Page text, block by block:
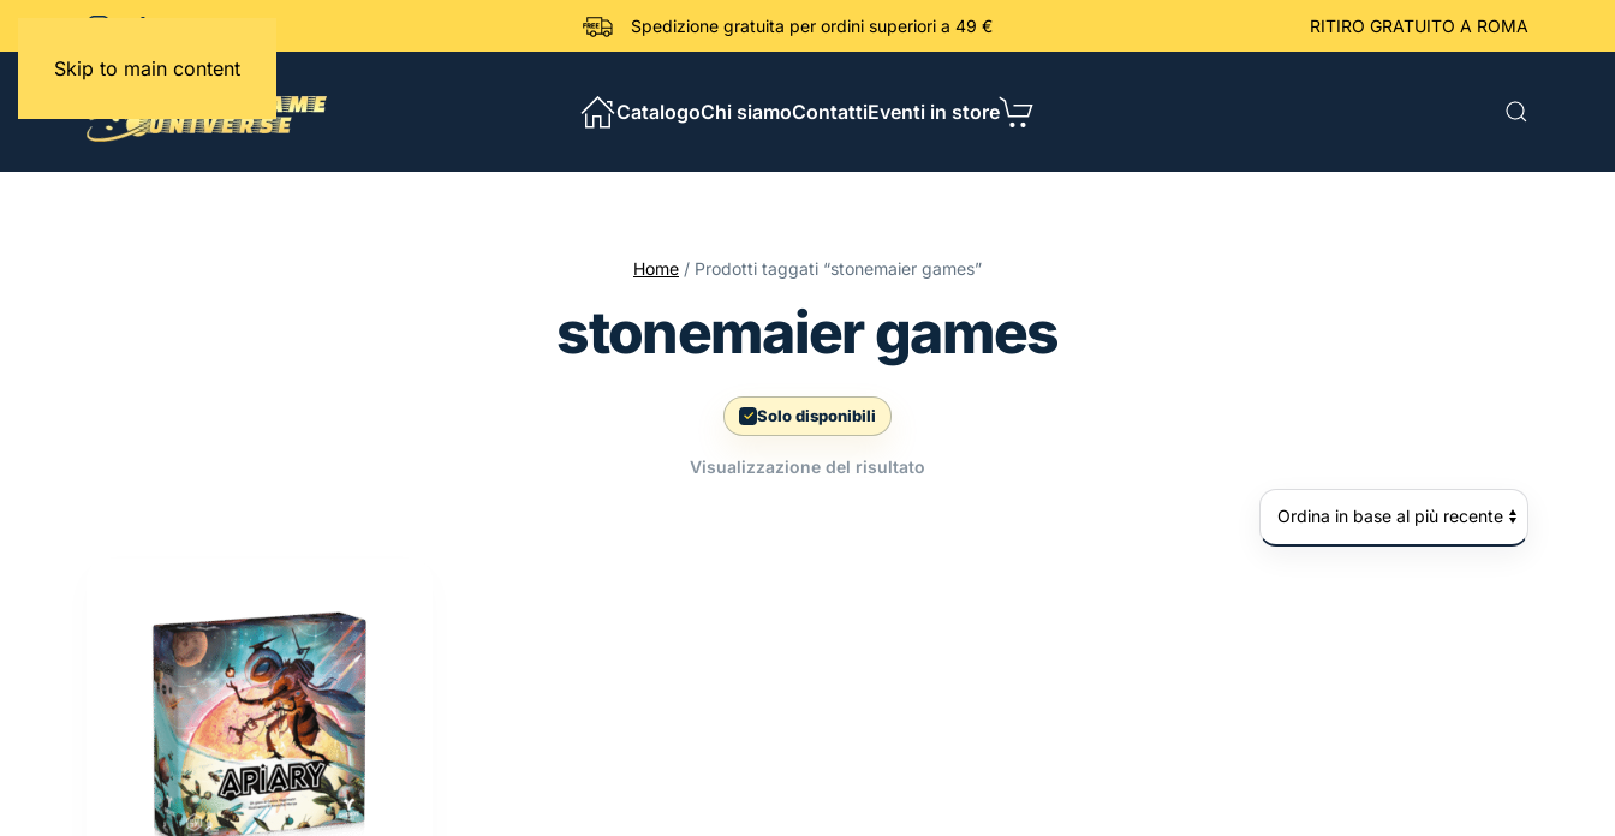
Skip to main content
Spedizione gratuita per ordini superiori a 49 € RITIRO GRATUITO A ROMA
CatalogoChi siamoContattiEventi in store
Home / Prodotti taggati “stonemaier games”
stonemaier games
Solo disponibili
Visualizzazione del risultato